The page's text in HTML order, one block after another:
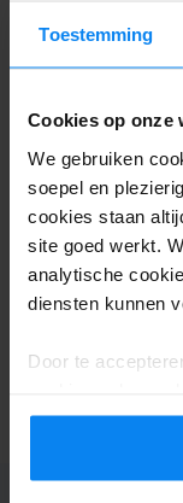
Toestemming
Cookies op onze
We gebruiken
soepel en
cookies staan
site goed werkt.
analytische
diensten kunnen
Door te
instellingen op
9 tips voor
auto: jouw